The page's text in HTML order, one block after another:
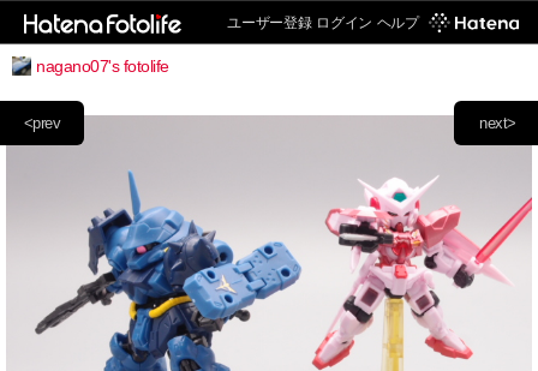
ユーザー登録 ログイン ヘルプ
nagano07's fotolife
next>
<prev